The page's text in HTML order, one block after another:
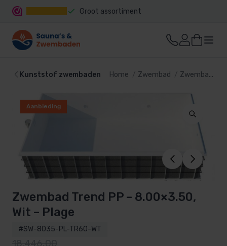
Groot assortiment
Kunststof zwembaden Home Zwembad Zwembaden
Aanbieding
Zwembad Trend PP – 8.00×3.50,
Wit – Plage
#SW-8035-PL-TR60-WT